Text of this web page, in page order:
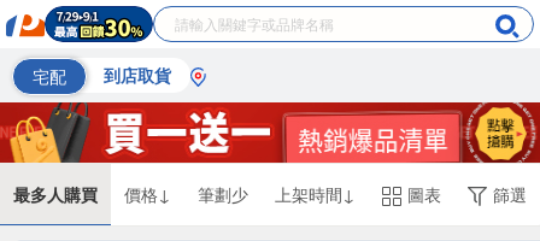
宅配 到店取貨
最多人購買 價格↓ 筆劃少 上架時間↓ 圖表 篩選